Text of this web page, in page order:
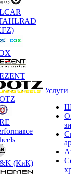
(КиК)
Услуги